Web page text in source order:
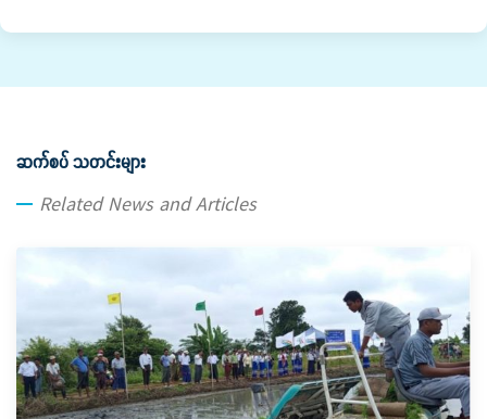
ဆက်စပ် သတင်းများ
Related News and Articles